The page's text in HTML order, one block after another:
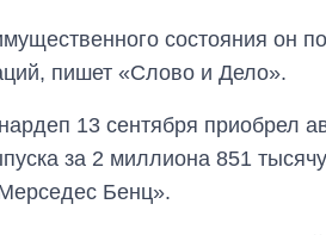
состояния он
пишет «Слово и Дело».
13 сентября приобрел
за 2 миллиона 851
Бенц».